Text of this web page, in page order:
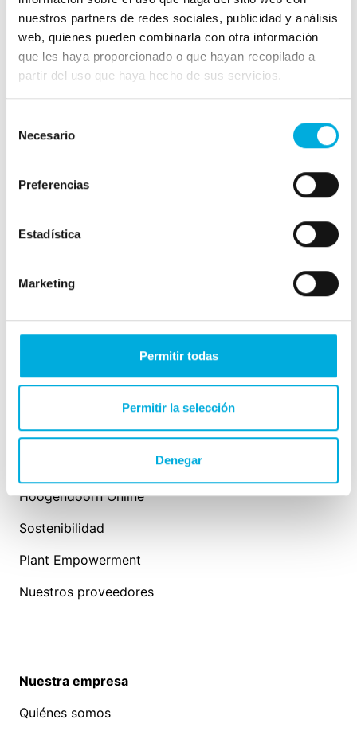
nuestros partners de redes sociales, publicidad y análisis
web, quienes pueden combinarla con otra información
que les haya proporcionado o que hayan recopilado a
partir del uso que haya hecho de sus servicios.
Necesario
Preferencias
Estadística
Marketing
Permitir todas
Permitir la selección
Denegar
Westlandseweg 190
3131 HX Vlaardingen
info@hoogendoorn.com
IIVO
Work-IT
Hoogendoorn Online
Sostenibilidad
Plant Empowerment
Nuestros proveedores
Nuestra empresa
Quiénes somos